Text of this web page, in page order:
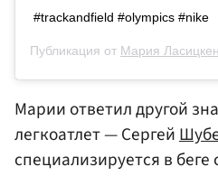
#trackandfield #olympics #nike
Публикация от Мария
Марии ответил другой
легкоатлет — Сергей
специализируется в